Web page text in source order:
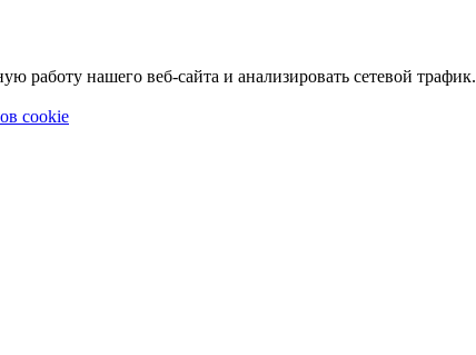
работу нашего веб-сайта и анализировать сетевой трафик.
cookie